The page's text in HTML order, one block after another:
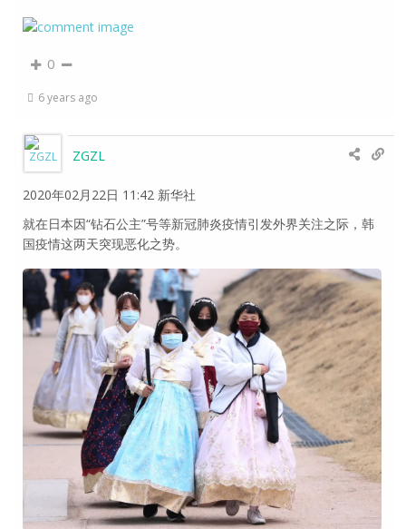
0
6 years ago
ZGZL
2020年02月22日 11:42 新华社
就在日本因“钻石公主”号等新冠肺炎疫情引发外界关注之际，韩
国疫情这两天突现恶化之势。